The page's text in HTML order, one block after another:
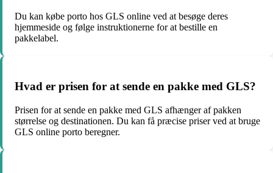
Du kan købe porto hos GLS online ved at besøge deres
hjemmeside og følge instruktionerne for at bestille en
pakkelabel.
Hvad er prisen for at sende en pakke med GLS?
Prisen for at sende en pakke med GLS afhænger af pakken
størrelse og destinationen. Du kan få præcise priser ved at bruge
GLS online porto beregner.